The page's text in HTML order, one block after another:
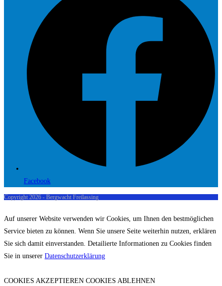
Facebook
Copyright 2026 - Bergwacht Freilassing
Auf unserer Website verwenden wir Cookies, um Ihnen den bestmöglichen
Service bieten zu können. Wenn Sie unsere Seite weiterhin nutzen, erklären
Sie sich damit einverstanden. Detailierte Informationen zu Cookies finden
Sie in unserer Datenschutzerklärung
COOKIES AKZEPTIEREN COOKIES ABLEHNEN